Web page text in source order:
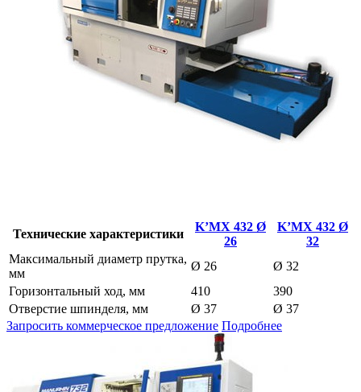
Технические характеристики
K’MX 432 Ø
26
K’MX 432 Ø
32
Максимальный диаметр прутка,
мм
Ø 26
Ø 32
Горизонтальный ход, мм
410
390
Отверстие шпинделя, мм
Ø 37
Ø 37
Запросить коммерческое предложение Подробнее